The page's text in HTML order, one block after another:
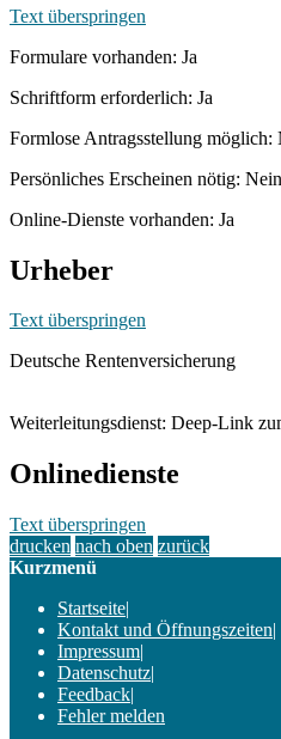
Text überspringen
Formulare vorhanden: Ja
Schriftform erforderlich: Ja
Formlose Antragsstellung möglich:
Persönliches Erscheinen nötig: Nein
Online-Dienste vorhanden: Ja
Urheber
Text überspringen
Deutsche Rentenversicherung
Weiterleitungsdienst: Deep-Link
Onlinedienste
Text überspringen
drucken nach oben zurück
Kurzmenü
Startseite|
Kontakt und Öffnungszeiten|
Impressum|
Datenschutz|
Feedback|
Fehler melden